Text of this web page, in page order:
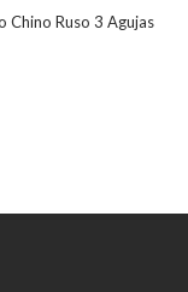
Chino Ruso 3 Agujas